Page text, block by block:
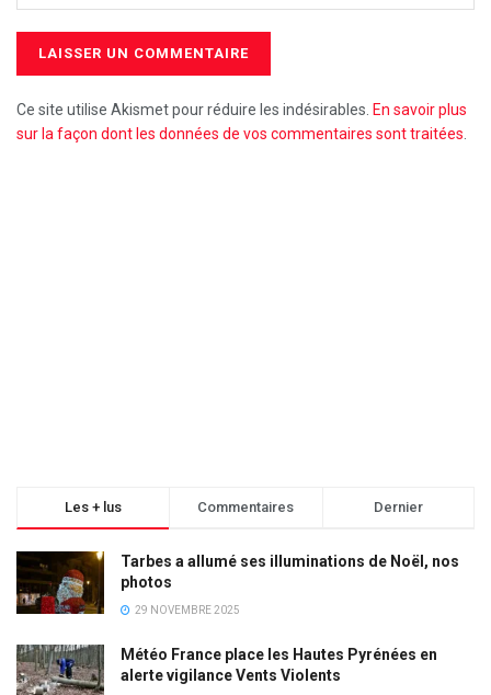
Ce site utilise Akismet pour réduire les indésirables. En savoir plus
sur la façon dont les données de vos commentaires sont traitées.
Les + lus Commentaires Dernier
Tarbes a allumé ses illuminations de Noël, nos
photos
29 NOVEMBRE 2025
Météo France place les Hautes Pyrénées en
alerte vigilance Vents Violents